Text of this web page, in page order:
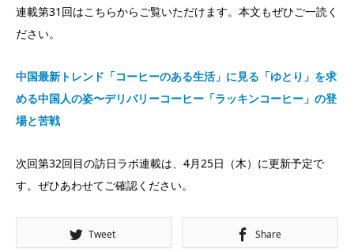
連載第31回はこちらからご覧いただけます。本文もぜひご一読く
ださい。
中国最新トレンド「コーヒーのある生活」に見る「ゆとり」を求
める中国人の姿〜デリバリーコーヒー「ラッキンコーヒー」の登
場と苦戦
次回第32回目の訪日ラボ連載は、4月25日（木）に更新予定で
す。ぜひあわせてご確認ください。
Tweet Share